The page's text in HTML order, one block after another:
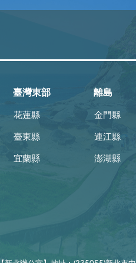
臺灣東部
花蓮縣
臺東縣
宜蘭縣
離島
金門縣
連江縣
澎湖縣